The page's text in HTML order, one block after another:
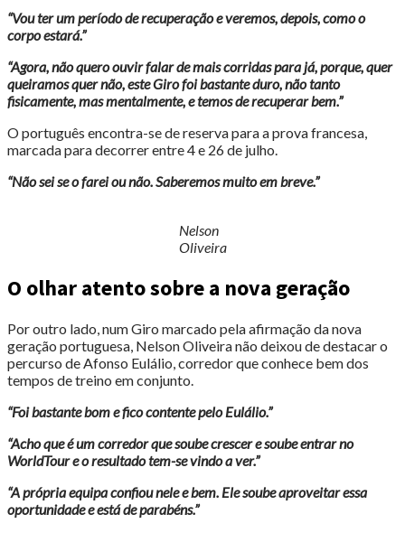
“Vou ter um período de recuperação e veremos, depois, como o
corpo estará.”
“Agora, não quero ouvir falar de mais corridas para já, porque, quer
queiramos quer não, este Giro foi bastante duro, não tanto
fisicamente, mas mentalmente, e temos de recuperar bem.”
O português encontra-se de reserva para a prova francesa,
marcada para decorrer entre 4 e 26 de julho.
“Não sei se o farei ou não. Saberemos muito em breve.”
Nelson
Oliveira
O olhar atento sobre a nova geração
Por outro lado, num Giro marcado pela afirmação da nova
geração portuguesa, Nelson Oliveira não deixou de destacar o
percurso de Afonso Eulálio, corredor que conhece bem dos
tempos de treino em conjunto.
“Foi bastante bom e fico contente pelo Eulálio.”
“Acho que é um corredor que soube crescer e soube entrar no
WorldTour e o resultado tem-se vindo a ver.”
“A própria equipa confiou nele e bem. Ele soube aproveitar essa
oportunidade e está de parabéns.”